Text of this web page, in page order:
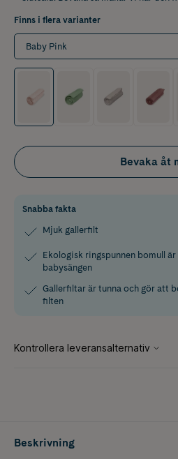
Finns i flera varianter
Baby Pink
Bevaka åt
Snabba fakta
Mjuk gallerfilt
Ekologisk ringspunnen bomull
babysängen
Gallerfiltar är tunna och gör att
filten
Beskrivning